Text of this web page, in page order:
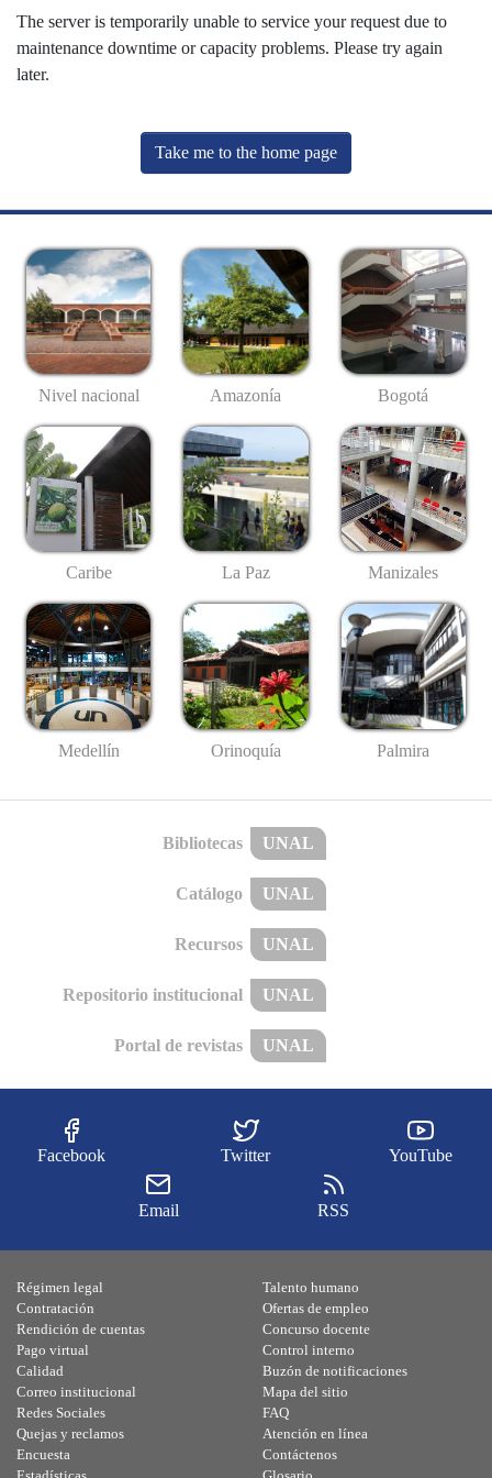
The server is temporarily unable to service your request due to
maintenance downtime or capacity problems. Please try again
later.
Take me to the home page
Nivel nacional Amazonía Bogotá
Caribe La Paz Manizales
Medellín Orinoquía Palmira
Bibliotecas UNAL
Catálogo UNAL
Recursos UNAL
Repositorio institucional UNAL
Portal de revistas UNAL
Facebook Twitter YouTube
Email RSS
Régimen legal
Contratación
Rendición de cuentas
Pago virtual
Calidad
Talento humano
Ofertas de empleo
Concurso docente
Control interno
Buzón de notificaciones
Correo institucional
Redes Sociales
Quejas y reclamos
Encuesta
Mapa del sitio
FAQ
Atención en línea
Contáctenos